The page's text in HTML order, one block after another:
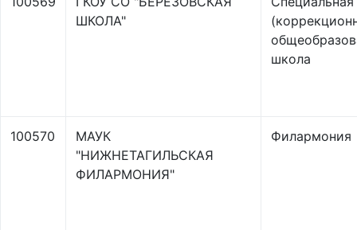
ШКОЛА"
школа
100570
МАУК
"НИЖНЕТАГИЛЬСКАЯ
ФИЛАРМОНИЯ"
Филармония